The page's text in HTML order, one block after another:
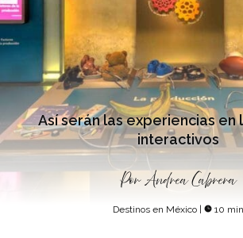
Así serán las experiencias en
interactivos
Por Andrea Cabrera
Destinos en México | 10 min